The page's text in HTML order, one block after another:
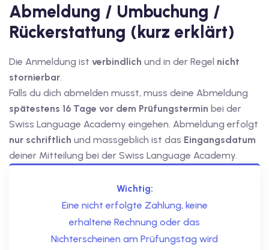
Abmeldung / Umbuchung /
Rückerstattung (kurz erklärt)
Die Anmeldung ist verbindlich und in der Regel nicht
stornierbar.
Falls du dich abmelden musst, muss deine Abmeldung
spätestens 16 Tage vor dem Prüfungstermin bei der
Swiss Language Academy eingehen. Abmeldung erfolgt
nur schriftlich und massgeblich ist das Eingangsdatum
deiner Mitteilung bei der Swiss Language Academy.
Wichtig:
Eine nicht erfolgte Zahlung, keine
erhaltene Rechnung oder das
Nichterscheinen am Prüfungstag wird